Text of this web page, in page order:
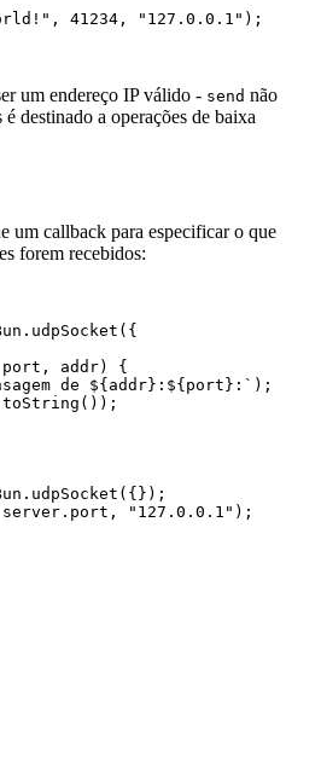
, 41234 , "127.0.0.1" );
um endereço IP válido - send não
destinado a operações de baixa
um callback para especificar o que
forem recebidos:
udpSocket ({
port , addr) {
de ${ addr}:${ port }:` );
toString ());
udpSocket ({});
"127.0.0.1" );